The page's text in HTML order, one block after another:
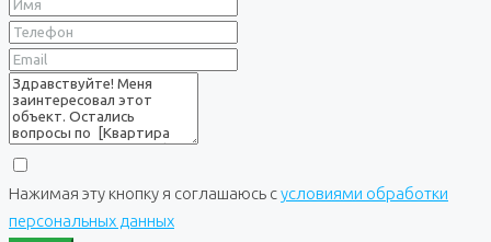
Нажимая эту кнопку я соглашаюсь сусловиями обработки
персональных данных